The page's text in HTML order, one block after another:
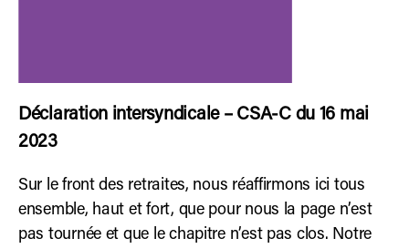
Déclaration intersyndicale – CSA-C du 16 mai
2023
Sur le front des retraites, nous réaffirmons ici tous
ensemble, haut et fort, que pour nous la page n’est
pas tournée et que le chapitre n’est pas clos. Notre